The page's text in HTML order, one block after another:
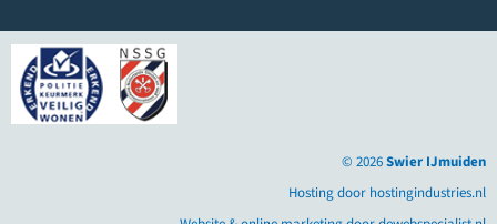
© 2026Swier IJmuiden
Hosting door hostingindustries.nl